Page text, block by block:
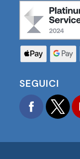
SEGUICI
Facebook